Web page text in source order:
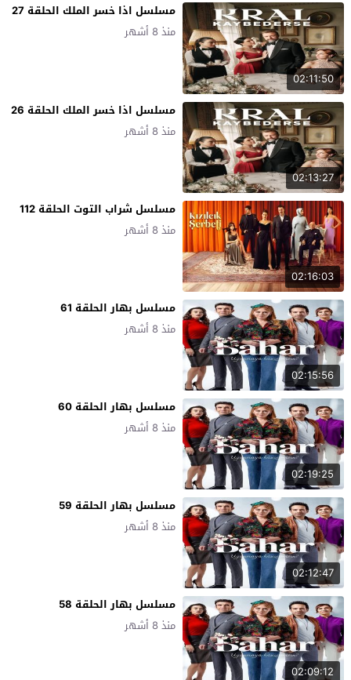
02:11:50
مسلسل اذا خسر الملك الحلقة 27
منذ 8 أشهر
02:13:27
مسلسل اذا خسر الملك الحلقة 26
منذ 8 أشهر
02:16:03
مسلسل شراب التوت الحلقة 112
منذ 8 أشهر
02:15:56
مسلسل بهار الحلقة 61
منذ 8 أشهر
02:19:25
مسلسل بهار الحلقة 60
منذ 8 أشهر
02:12:47
مسلسل بهار الحلقة 59
منذ 8 أشهر
02:09:12
مسلسل بهار الحلقة 58
منذ 8 أشهر